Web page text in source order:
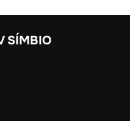
SÍMBIO